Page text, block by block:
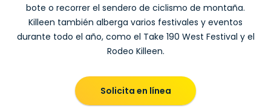
bote o recorrer el sendero de ciclismo de montaña.
Killeen también alberga varios festivales y eventos
durante todo el año, como el Take 190 West Festival y el
Rodeo Killeen.
Solicita en línea